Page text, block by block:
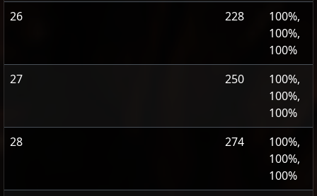
26
228
100%,
100%,
100%
27
250
100%,
100%,
100%
28
274
100%,
100%,
100%